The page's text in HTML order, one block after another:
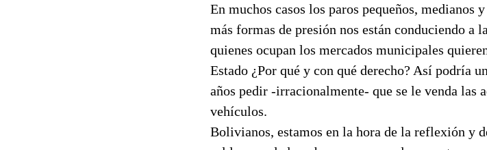
En muchos casos los paros pequeños, medianos
más formas de presión nos están conduciendo a
quienes ocupan los mercados municipales
Estado ¿Por qué y con qué derecho? Así podría
años pedir -irracionalmente- que se le venda las
vehículos.
Bolivianos, estamos en la hora de la reflexión y